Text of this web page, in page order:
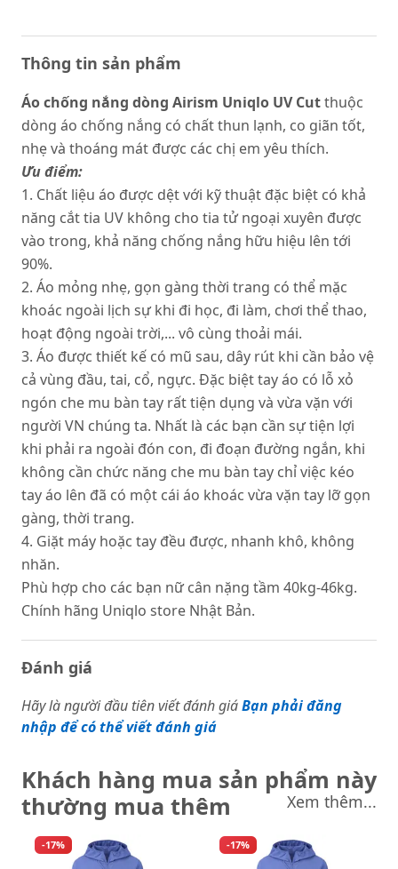
Thông tin sản phẩm
Áo chống nắng dòng Airism Uniqlo UV Cutthuộc
dòng áo chống nắng có chất thun lạnh, co giãn tốt,
nhẹ và thoáng mát được các chị em yêu thích.
Ưu điểm:
1. Chất liệu áo được dệt với kỹ thuật đặc biệt có khả
năng cắt tia UV không cho tia tử ngoại xuyên được
vào trong, khả năng chống nắng hữu hiệu lên tới
90%.
2. Áo mỏng nhẹ, gọn gàng thời trang có thể mặc
khoác ngoài lịch sự khi đi học, đi làm, chơi thể thao,
hoạt động ngoài trời,... vô cùng thoải mái.
3. Áo được thiết kế có mũ sau, dây rút khi cần bảo vệ
cả vùng đầu, tai, cổ, ngực. Đặc biệt tay áo có lỗ xỏ
ngón che mu bàn tay rất tiện dụng và vừa vặn với
người VN chúng ta. Nhất là các bạn cần sự tiện lợi
khi phải ra ngoài đón con, đi đoạn đường ngắn, khi
không cần chức năng che mu bàn tay chỉ việc kéo
tay áo lên đã có một cái áo khoác vừa vặn tay lỡ gọn
gàng, thời trang.
4. Giặt máy hoặc tay đều được, nhanh khô, không
nhăn.
Phù hợp cho các bạn nữ cân nặng tầm 40kg-46kg.
Chính hãng Uniqlo store Nhật Bản.
Đánh giá
Hãy là người đầu tiên viết đánh giáBạn phải đăng
nhập để có thể viết đánh giá
Khách hàng mua sản phẩm này
thường mua thêm
Xem thêm...
-17% -17%